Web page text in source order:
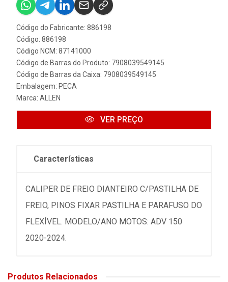
Código do Fabricante: 886198
Código: 886198
Código NCM: 87141000
Código de Barras do Produto: 7908039549145
Código de Barras da Caixa: 7908039549145
Embalagem: PECA
Marca: ALLEN
VER PREÇO
Características
CALIPER DE FREIO DIANTEIRO C/PASTILHA DE
FREIO, PINOS FIXAR PASTILHA E PARAFUSO DO
FLEXÍVEL. MODELO/ANO MOTOS: ADV 150
2020-2024.
Produtos Relacionados